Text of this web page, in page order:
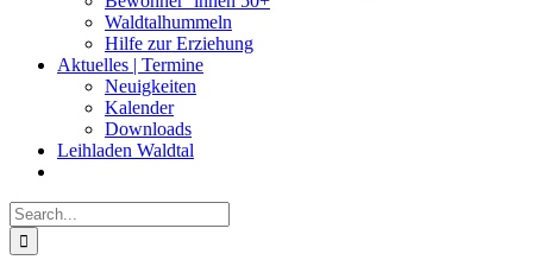
Waldtalhummeln
Hilfe zur Erziehung
Aktuelles | Termine
Neuigkeiten
Kalender
Downloads
Leihladen Waldtal
Search
for: